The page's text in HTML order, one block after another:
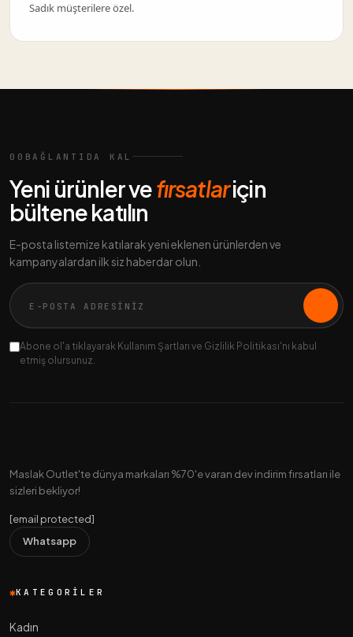
Sadık müşterilere özel.
00 BAĞLANTIDA KAL
Yeni ürünler vefırsatlariçin
bültene katılın
E-posta listemize katılarak yeni eklenen ürünlerden ve
kampanyalardan ilk siz haberdar olun.
Abone ol'a tıklayarak Kullanım Şartları ve Gizlilik Politikası'nı kabul
etmiş olursunuz.
Maslak Outlet'te dünya markaları %70'e varan dev indirim fırsatları ile
sizleri bekliyor!
[email protected]
Whatsapp
KATEGORILER
Kadın